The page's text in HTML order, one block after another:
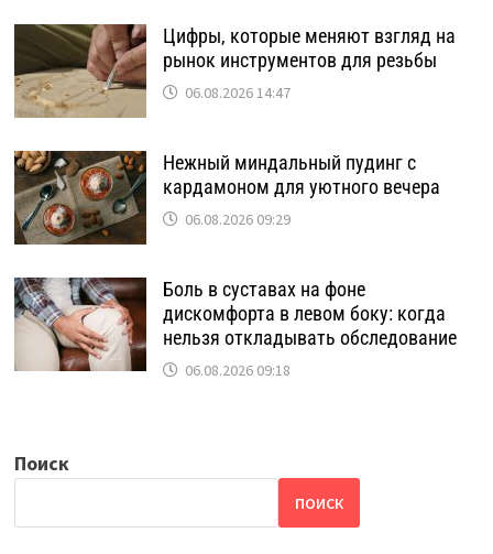
Цифры, которые меняют взгляд на
рынок инструментов для резьбы
06.08.2026 14:47
Нежный миндальный пудинг с
кардамоном для уютного вечера
06.08.2026 09:29
Боль в суставах на фоне
дискомфорта в левом боку: когда
нельзя откладывать обследование
06.08.2026 09:18
Поиск
ПОИСК